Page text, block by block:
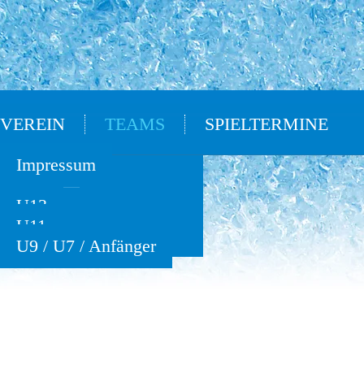
VEREIN TEAMS
Oldies
U13
U11
U9 / U7 / Anfänger
SPIELTERMINE
Impressum